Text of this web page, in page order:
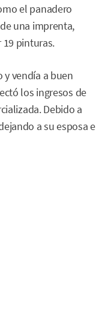
el panadero
una imprenta,
19 pinturas.
y vendía a buen
los ingresos de
Debido a
a su esposa e